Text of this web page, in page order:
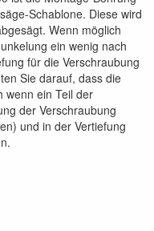
Schablone. Diese wird
Wenn möglich
ein wenig nach
für die Verschraubung
Sie darauf, dass die
wenn ein Teil der
der Verschraubung
und in der Vertiefung